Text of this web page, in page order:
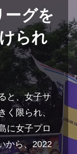
グを
られ
と、女子サ
く限られ、
に女子プロ
から、2022